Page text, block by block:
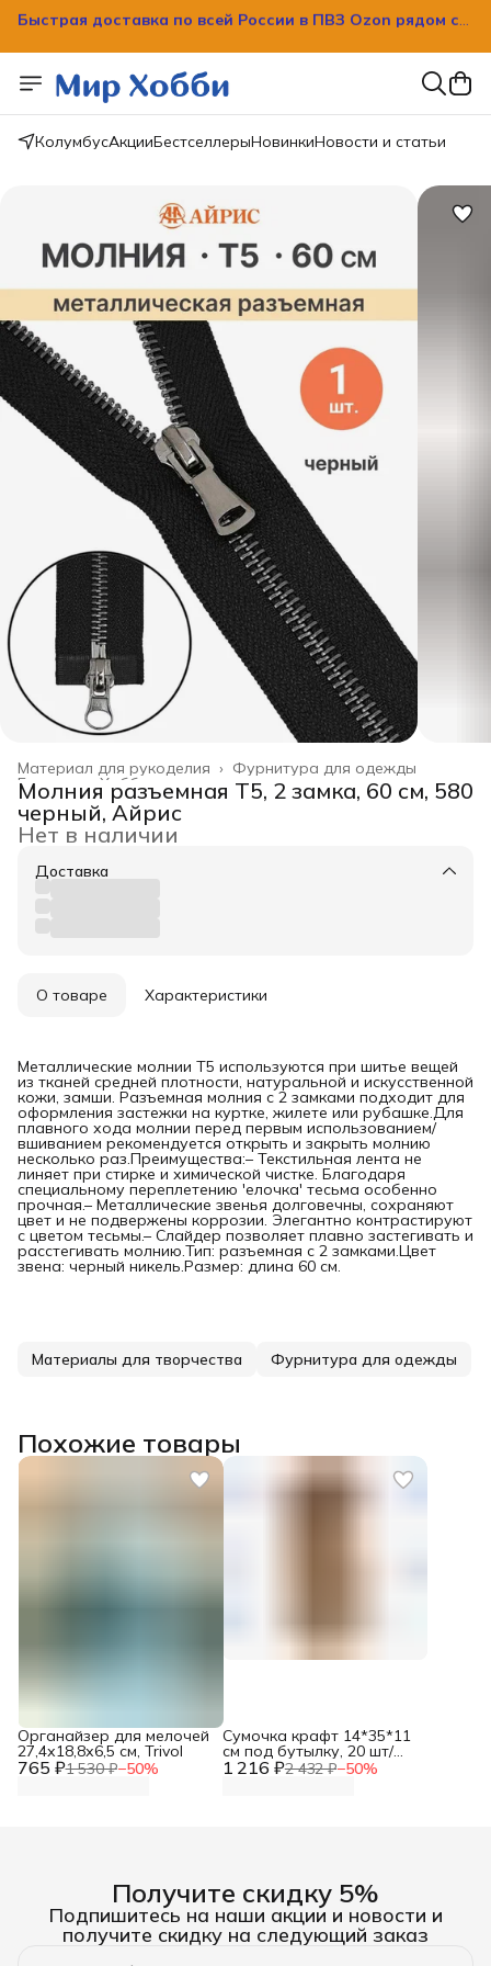
вашим домом!
КолумбусАкцииБестселлерыНовинкиНовости и статьи
Фурнитура для одежды
Материал для рукоделия ›
Хобби и творчество
Главная ›
Молния разъемная Т5, 2 замка, 60 см, 580
черный, Айрис
Нет в наличии
Доставка
О товаре Характеристики
Металлические молнии T5 используются при шитье вещей
из тканей средней плотности, натуральной и искусственной
кожи, замши. Разъемная молния с 2 замками подходит для
оформления застежки на куртке, жилете или рубашке.Для
плавного хода молнии перед первым использованием/
вшиванием рекомендуется открыть и закрыть молнию
несколько раз.Преимущества:– Текстильная лента не
линяет при стирке и химической чистке. Благодаря
специальному переплетению 'елочка' тесьма особенно
прочная.– Металлические звенья долговечны, сохраняют
цвет и не подвержены коррозии. Элегантно контрастируют
с цветом тесьмы.– Слайдер позволяет плавно застегивать и
расстегивать молнию.Тип: разъемная с 2 замками.Цвет
звена: черный никель.Размер: длина 60 см.
Материалы для творчества Фурнитура для одежды
Похожие товары
765 ₽1 530 ₽−50%
Органайзер для мелочей
27,4х18,8х6,5 см, Trivol
1 216 ₽2 432 ₽−50%
Сумочка крафт 14*35*11
см под бутылку, 20 шт/
упак, Айрис
Получите скидку 5%
Подпишитесь на наши акции и новости и
получите скидку на следующий заказ